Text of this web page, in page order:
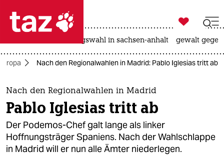
 taz zahl ich
taz zahl ich
themen
politik
öko

taz zahl ich
landtagswahl in sachsen-anhalt gewalt
Nach den Regionalwahlen in Madrid: Pablo Iglesias tritt ab
Nach den Regionalwahlen in Madrid
Pablo Iglesias tritt ab
Der Podemos-Chef galt lange als linker
Hoffnungsträger Spaniens. Nach der Wahlschlappe
in Madrid will er nun alle Ämter niederlegen.